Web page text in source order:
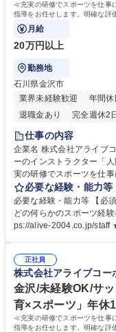
≪充実の研修でスポーツを仕事
指導をお任せします。明確な評
長可能です。
月給
20万円以上
勤務地
石川県金沢市
業界未経験歓迎
年間
退職金あり
完全週休2
仕事の内容
企業名 株式会社アライブコーポレーション
ーのインストラクター「人間教育
実の研修でスポーツを仕
ルの運営・指導をお任せ
未経験から教育のプロへ成長可能です。 ■スク
を対象に１クラス約１０
営：体験会の企画やチラ
験OK/サッカーのインスト
必要な経験・能力等
必要な経験・能力等 【必
どの何らかのスポーツ経験者 ・短大/専
ps://alive-2004.co.jp/staff
迎えなども可能です！ 学歴・資格 学歴：高専 短大 専修学校 高校 語学
力： 資格：第一種運転免
正社員
株式会社アライブコー
金沢/未経験OK/サ
育×スポーツ」年休
≪充実の研修でスポーツを仕事
指導をお任せします。明確な評